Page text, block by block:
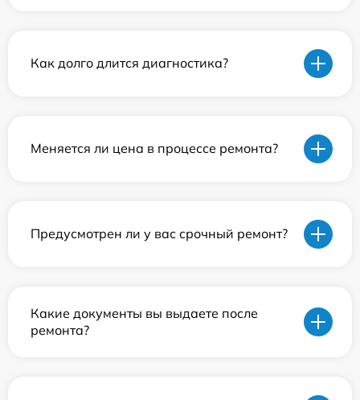
Как долго длится диагностика?
Меняется ли цена в процессе ремонта?
Предусмотрен ли у вас срочный ремонт?
Какие документы вы выдаете после
ремонта?